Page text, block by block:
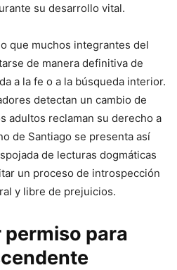
su desarrollo vital.
que muchos integrantes del
de manera definitiva de
a la fe o a la búsqueda interior.
detectan un cambio de
adultos reclaman su derecho a
de Santiago se presenta así
de lecturas dogmáticas
un proceso de introspección
y libre de prejuicios.
permiso para